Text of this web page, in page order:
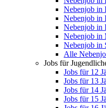
Nebenjob in
Nebenjob in
Nebenjob in
Nebenjob in
Nebenjob in
Alle
Jobs für
Jobs für 12
Jobs für 13
Jobs für 14
Jobs für 15